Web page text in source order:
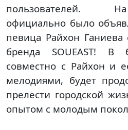
пользователей.
официально было
певица Райхон Ганиева
бренда SOUEAST! В
совместно с Райхон и
мелодиями, будет
прелести городской
опытом с молодым